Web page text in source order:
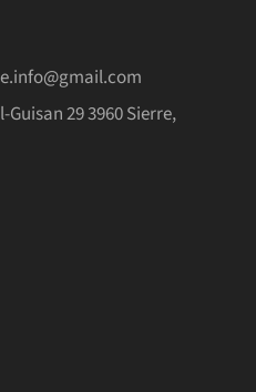
29 3960 Sierre,